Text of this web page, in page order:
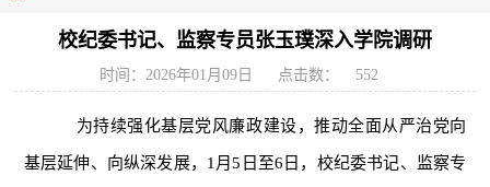
校纪委书记、监察专员张玉璞深入学院调研
时间：2026年01月09日 点击数： 552
为持续强化基层党风廉政建设，推动全面从严治党向
基层延伸、向纵深发展，1月5日至6日，校纪委书记、监察专